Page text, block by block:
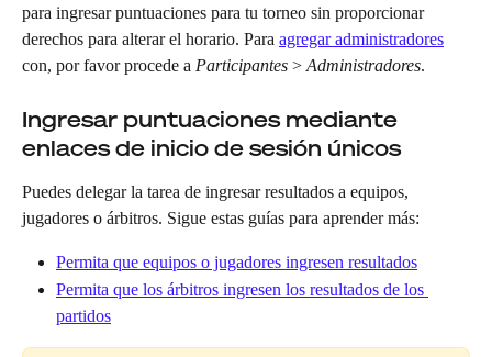
para ingresar puntuaciones para tu torneo sin proporcionar
derechos para alterar el horario. Para agregar administradores
con, por favor procede a Participantes > Administradores.
Ingresar puntuaciones mediante
enlaces de inicio de sesión únicos
Puedes delegar la tarea de ingresar resultados a equipos,
jugadores o árbitros. Sigue estas guías para aprender más:
Permita que equipos o jugadores ingresen resultados
Permita que los árbitros ingresen los resultados de los
partidos